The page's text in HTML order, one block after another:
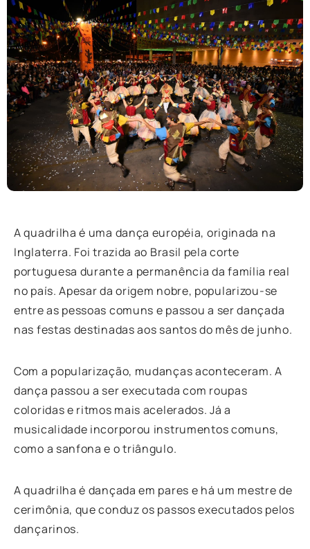
A quadrilha é uma dança européia, originada na
Inglaterra. Foi trazida ao Brasil pela corte
portuguesa durante a permanência da família real
no país. Apesar da origem nobre, popularizou-se
entre as pessoas comuns e passou a ser dançada
nas festas destinadas aos santos do mês de junho.
Com a popularização, mudanças aconteceram. A
dança passou a ser executada com roupas
coloridas e ritmos mais acelerados. Já a
musicalidade incorporou instrumentos comuns,
como a sanfona e o triângulo.
A quadrilha é dançada em pares e há um mestre de
cerimônia, que conduz os passos executados pelos
dançarinos.